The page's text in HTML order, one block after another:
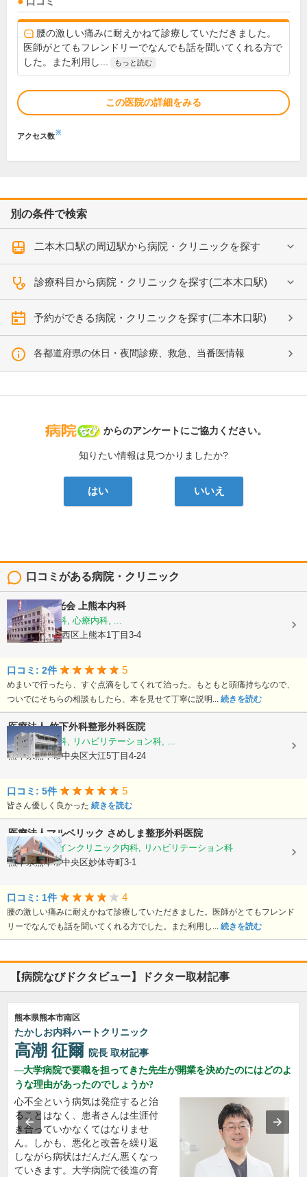
腰の激しい痛みに耐えかねて診療していただきました。
医師がとてもフレンドリーでなんでも話を聞いてくれる方で
した。また利用し...
もっと読む
この医院の詳細をみる
アクセス数※
別の条件で検索
二本木口駅の周辺駅から病院・クリニックを探す
診療科目から病院・クリニックを探す(二本木口駅)
予約ができる病院・クリニックを探す(二本木口駅)
各都道府県の休日・夜間診療、救急、当番医情報
病院なび
からのアンケートにご協力ください。
知りたい情報は見つかりましたか?
はい いいえ
口コミがある病院・クリニック
医療法人陽光会 上熊本内科
内科, 神経内科, 心療内科, ...
熊本県熊本市西区上熊本1丁目3-4
口コミ: 2件 5
めまいで行ったら、すぐ点滴をしてくれて治った。もともと頭痛持ちなので、
ついでにそちらの相談もしたら、本を見せて丁寧に説明... 続きを読む
医療法人竹下外科整形外科医院
外科, 整形外科, リハビリテーション科, ...
熊本県熊本市中央区大江5丁目4-24
口コミ: 5件 5
皆さん優しく良かった 続きを読む
医療法人マルベリック さめしま整形外科医院
整形外科, ペインクリニック内科, リハビリテーション科
熊本県熊本市中央区妙体寺町3-1
口コミ: 1件 4
腰の激しい痛みに耐えかねて診療していただきました。医師がとてもフレンド
リーでなんでも話を聞いてくれる方でした。また利用し... 続きを読む
【病院なびドクタビュー】ドクター取材記事
熊本県熊本市南区
たかしお内科ハートクリニック
高潮 征爾 院長 取材記事
大学病院で要職を担ってきた先生が開業を決めたのにはどのよ
うな理由があったのでしょうか?
心不全という病気は発症すると治
ることはなく、患者さんは生涯付
き合っていかなくてはなりませ
ん。しかも、悪化と改善を繰り返
しながら病状はだんだん悪くなっ
ていきます。大学病院で後進の育